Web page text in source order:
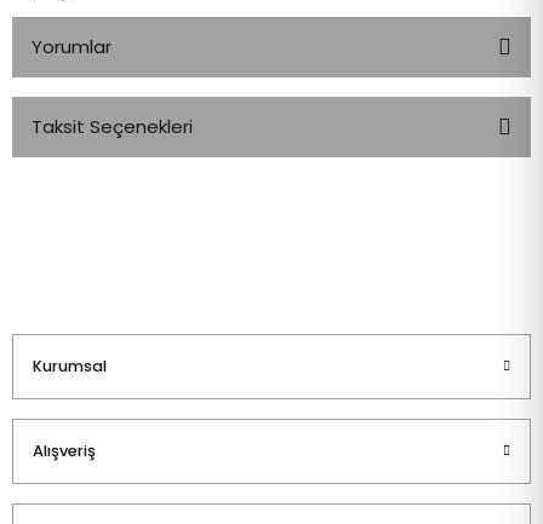
Yorumlar
Taksit Seçenekleri
Kurumsal
Alışveriş